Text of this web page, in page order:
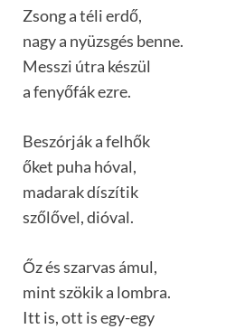
Zsong a téli erdő,
nagy a nyüzsgés benne.
Messzi útra készül
a fenyőfák ezre.
Beszórják a felhők
őket puha hóval,
madarak díszítik
szőlővel, dióval.
Őz és szarvas ámul,
mint szökik a lombra.
Itt is, ott is egy-egy